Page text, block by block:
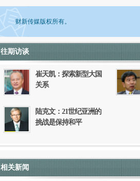
财新传媒版权所有。
如需刊登转载请点击右侧按钮，提交相关信息
往期访谈
崔天凯：探索新型大国
关系
陆克文：21世纪亚洲的
挑战是保持和平
相关新闻